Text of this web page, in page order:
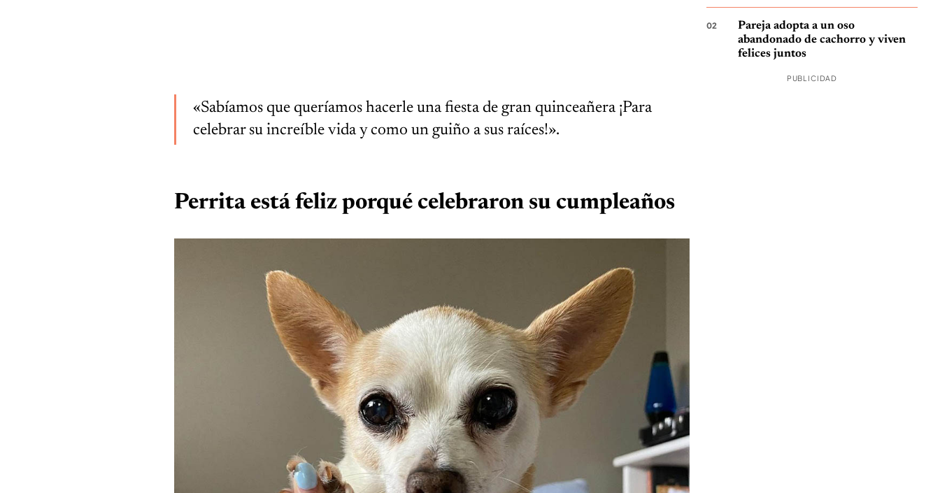
«Sabíamos que queríamos hacerle una fiesta de gran quinceañera ¡Para
celebrar su increíble vida y como un guiño a sus raíces!».
Perrita está feliz porqué celebraron su cumpleaños
Pareja adopta a un oso
abandonado de cachorro y viven
felices juntos
PUBLICIDAD